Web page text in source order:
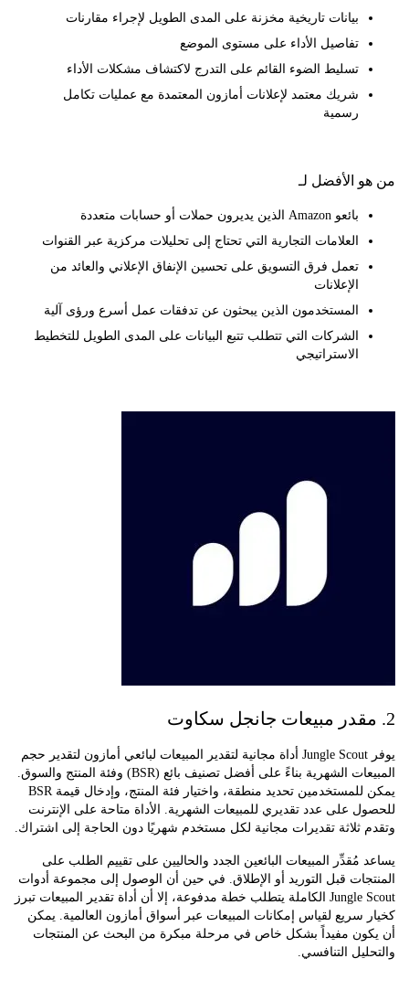
بيانات تاريخية مخزنة على المدى الطويل لإجراء مقارنات
تفاصيل الأداء على مستوى الموضع
تسليط الضوء القائم على التدرج لاكتشاف مشكلات الأداء
شريك معتمد لإعلانات أمازون المعتمدة مع عمليات تكامل
الأفضل لـ
العلامات التجارية التي تحتاج إلى تحليلات مركزية عبر القنوات
تعمل فرق التسويق على تحسين الإنفاق الإعلاني والعائد من
المستخدمون الذين يبحثون عن تدفقات عمل أسرع ورؤى آلية
الشركات التي تتطلب تتبع البيانات على المدى الطويل للتخطيط
الاستراتيجي
يوفر Jungle Scout أداة مجانية لتقدير المبيعات لبائعي أمازون لتقدير حجم
المبيعات الشهرية بناءً على أفضل تصنيف بائع (BSR) وفئة المنتج والسوق.
يمكن للمستخدمين تحديد منطقة، واختيار فئة المنتج، وإدخال قيمة BSR
على عدد تقديري للمبيعات الشهرية. الأداة متاحة على الإنترنت
ثلاثة تقديرات مجانية لكل مستخدم شهريًا دون الحاجة إلى اشتراك.
مُقدِّر المبيعات البائعين الجدد والحاليين على تقييم الطلب على
قبل التوريد أو الإطلاق. في حين أن الوصول إلى مجموعة أدوات
Jungle Scout الكاملة يتطلب خطة مدفوعة، إلا أن أداة تقدير المبيعات تبرز
سريع لقياس إمكانات المبيعات عبر أسواق أمازون العالمية. يمكن
مفيداً بشكل خاص في مرحلة مبكرة من البحث عن المنتجات
التنافسي.